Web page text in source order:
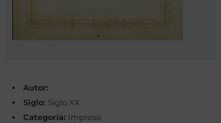
Autor:
Siglo: Siglo XX
Categoría: Impreso